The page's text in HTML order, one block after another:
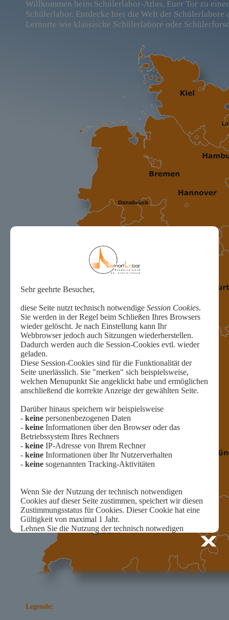
Willkommen beim Schülerlabor-Atlas, Euer Tor zu
Schülerlabor. Entdecke hier die Welt der Schülerlabore
Lernorte wie klassische Schülerlabore oder
Legende: